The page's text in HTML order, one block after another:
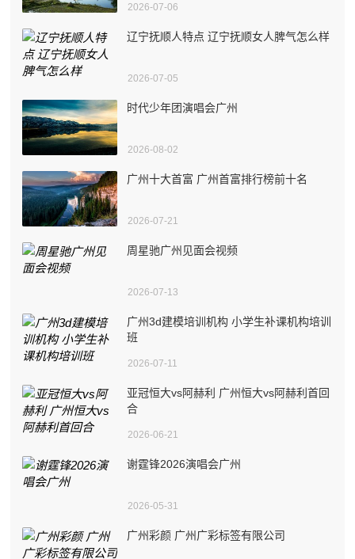
2026-07-06
辽宁抚顺人特点 辽宁抚顺女人脾气怎么样
2026-07-05
时代少年团演唱会广州
2026-08-02
广州十大首富 广州首富排行榜前十名
2026-07-21
周星驰广州见面会视频
2026-07-13
广州3d建模培训机构 小学生补课机构培训
班
2026-07-11
亚冠恒大vs阿赫利 广州恒大vs阿赫利首回
合
2026-06-21
谢霆锋2026演唱会广州
2026-05-31
广州彩颜 广州广彩标签有限公司